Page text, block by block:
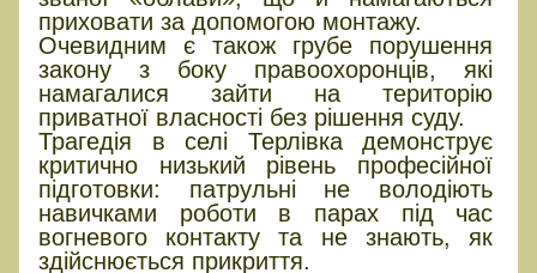
приховати за допомогою монтажу.
Очевидним є також грубе порушення
закону з боку правоохоронців, які
намагалися зайти на територію
приватної власності без рішення суду.
Трагедія в селі Терлівка демонструє
критично низький рівень професійної
підготовки: патрульні не володіють
навичками роботи в парах під час
вогневого контакту та не знають, як
здійснюється прикриття.